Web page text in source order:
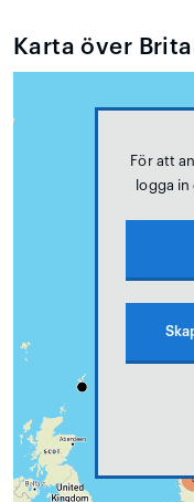
Karta över
För att
logga in